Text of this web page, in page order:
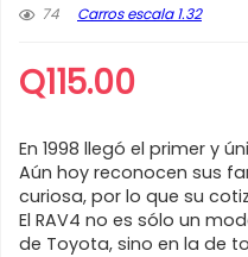
74
Carros escala 1.32
Q115.00
En 1998 llegó el primer y
Aún hoy reconocen sus
curiosa, por lo que su
El RAV4 no es sólo un
de Toyota, sino en la de